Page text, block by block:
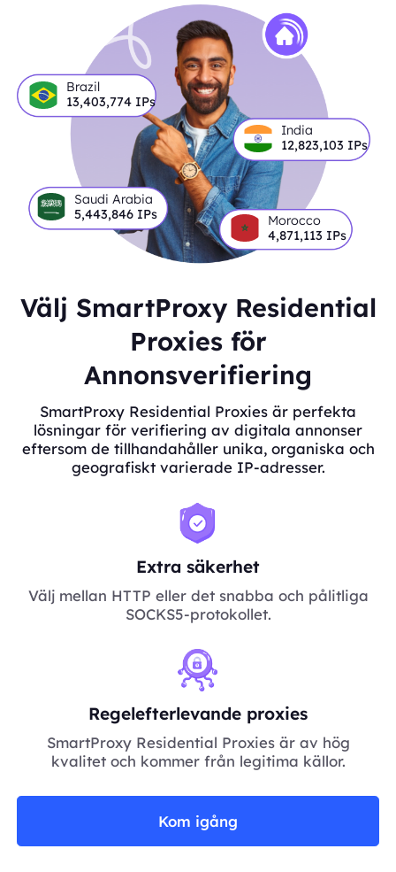
Brazil
13,403,774IPs
India
12,823,103 IPs
Saudi Arabia
5,443,846 IPs
Morocco
4,871,113 IPs
Välj SmartProxy Residential
Proxies för
Annonsverifiering
SmartProxy Residential Proxies är perfekta
lösningar för verifiering av digitala annonser
eftersom de tillhandahåller unika, organiska och
geografiskt varierade IP-adresser.
Extra säkerhet
Välj mellan HTTP eller det snabba och pålitliga
SOCKS5-protokollet.
Regelefterlevande proxies
SmartProxy Residential Proxies är av hög
kvalitet och kommer från legitima källor.
Kom igång